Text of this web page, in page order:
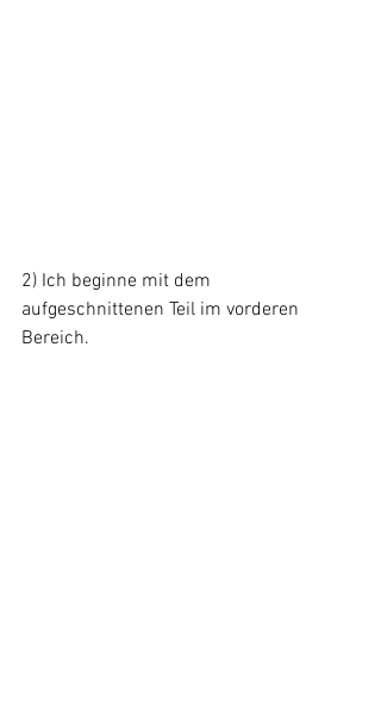
2) Ich beginne mit dem
aufgeschnittenen Teil im vorderen
Bereich.